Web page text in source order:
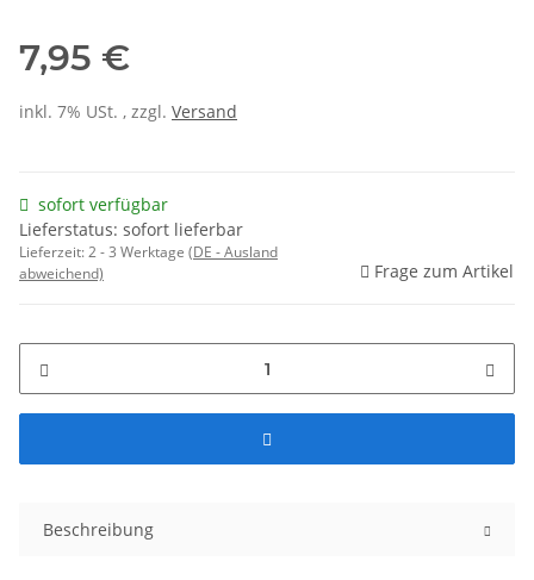
7,95 €
inkl. 7% USt. , zzgl. Versand
sofort verfügbar
Lieferstatus: sofort lieferbar
Lieferzeit:2 - 3 Werktage (DE - Ausland
abweichend)
Frage zum Artikel
Beschreibung